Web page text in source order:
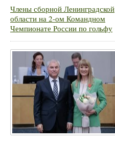
Члены сборной Ленинградской
области на 2-ом Командном
Чемпионате России по гольфу